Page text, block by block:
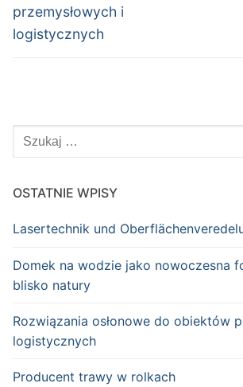
przemysłowych i
logistycznych
Szukaj:
OSTATNIE WPISY
Lasertechnik und
Domek na wodzie jako nowoczesna
blisko natury
Rozwiązania osłonowe do obiektów
logistycznych
Producent trawy w rolkach